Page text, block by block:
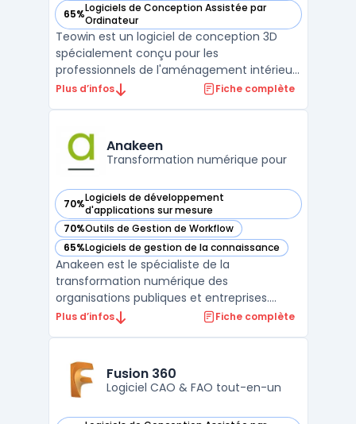
65%Logiciels de Conception Assistée par
Ordinateur
— voir Teowin dans cette catégorie
Teowin est un logiciel de conception 3D
spécialement conçu pour les
professionnels de l'aménagement intérieur
et de la fabrication de meubles. Avec son
précis pour l'agencement des espaces et la
conception de meubles ...
Plus d’infos Fiche complète
Anakeen
Transformation numérique pour
70%Logiciels de développement
d'applications sur mesure
— voir Anakeen dans cette catégorie
70%Outils de Gestion de Workflow
— voir Anakeen dans cette catégorie
65%Logiciels de gestion de la connaissance
— voir Anakeen dans cette catégorie
Anakeen est le spécialiste de la
transformation numérique des
organisations publiques et entreprises.
Grâce à ses outils low-code et no-code,
besoins spécifiques de chaque client.
L'éditeur s'engage à fournir des solution ...
Plus d’infos Fiche complète
Fusion 360
Logiciel CAO & FAO tout-en-un